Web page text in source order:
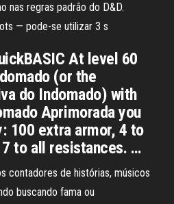
nas regras padrão do D&D.
— pode-se utilizar 3 s
At level 60
(or the
do Indomado) with
Aprimorada you
100 extra armor, 4 to
to all resistances. …
contadores de histórias, músicos
buscando fama ou